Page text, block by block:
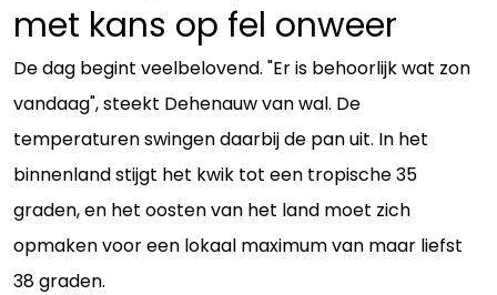
met kans op fel onweer
De dag begint veelbelovend. "Er is behoorlijk wat zon
vandaag", steekt Dehenauw van wal. De
temperaturen swingen daarbij de pan uit. In het
binnenland stijgt het kwik tot een tropische 35
graden, en het oosten van het land moet zich
opmaken voor een lokaal maximum van maar liefst
38 graden.